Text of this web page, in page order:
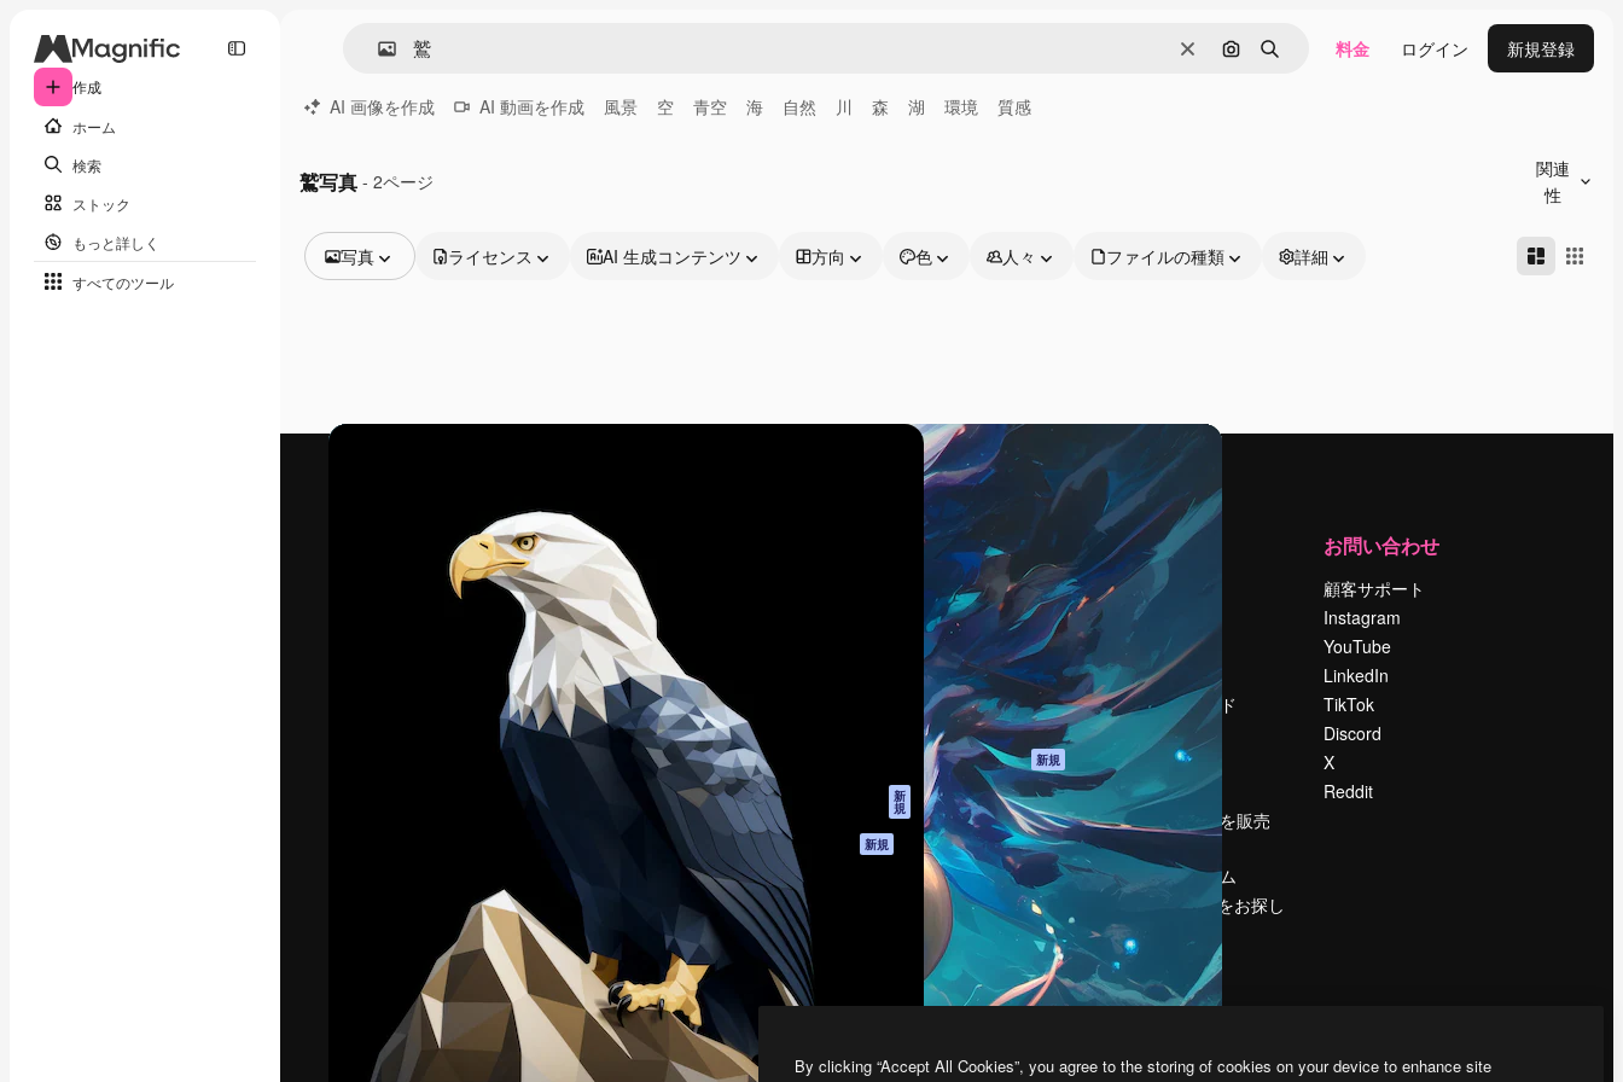
作成
ホーム
検索
ストック
もっと詳しく
すべてのツール
消去 画像で検索
検索 料金 ログイン 新規登録
AI 画像を作成 AI 動画を作成 風景 空 青空 海 自然 川 森 湖 環境 質感
鷲写真 - 2ページ
関連
性
写真
動画
ライセンス AI 生成コンテンツ 方向 色 人々 ファイルの種類 詳細
最高のクリエイティブ制作を導くためのプラ
ットフォーム。クリエイター、企業、代理
店、スタジオを含む100万人以上が利用して
ツ
Claude/ChatGPT
向けMCP
新
規
エージェント 新規
API
モバイルアプリ
すべてのMagnificツ
ール
はじめに
Academy
ドキュメント
サポート
利用規約
プライバシーポリ
シー
オリジナル 新規
クッキーポリシー
トラストセンター
アフィリエイト
法人向け
運営
料金
会社概要
Reviews
採用情報
検索トレンド
ブログ
イベント
Slidesgo
コンテンツを販売
プレスルーム
magnific.aiをお探し
お問い合わせ
顧客サポート
Instagram
YouTube
LinkedIn
TikTok
Discord
X
Reddit
Copyright © 2010- 2026 Freepik Company S.L.U. 無断複写・転載を禁じます
By clicking “Accept All Cookies”, you agree to the storing of cookies on your device to enhance site